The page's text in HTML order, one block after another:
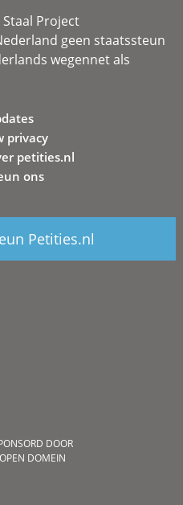
Project
geen staatssteun
wegennet als
privacy
petities.nl
ons
Petities.nl
DOOR
DOMEIN